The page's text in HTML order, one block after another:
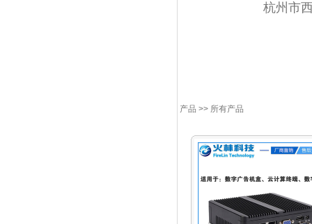
杭州市
产品 >> 所有产品